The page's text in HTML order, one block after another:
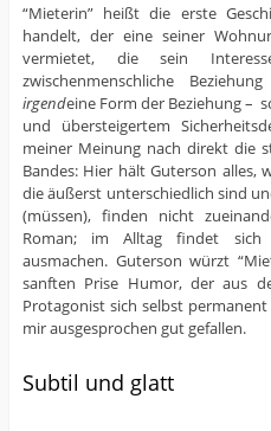
“Mieterin” heißt die erste
handelt, der eine seiner
vermietet, die sein
zwischenmenschliche
irgendeine Form der Beziehung –
und übersteigertem
meiner Meinung nach direkt die
Bandes: Hier hält Guterson alles,
die äußerst unterschiedlich sind
(müssen), finden nicht
Roman; im Alltag findet sich
ausmachen. Guterson würzt
sanften Prise Humor, der aus
Protagonist sich selbst
mir ausgesprochen gut gefallen.
Subtil und glatt